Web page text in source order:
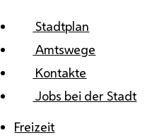
Stadtplan
Amtswege
Kontakte
Jobs bei der Stadt
Freizeit